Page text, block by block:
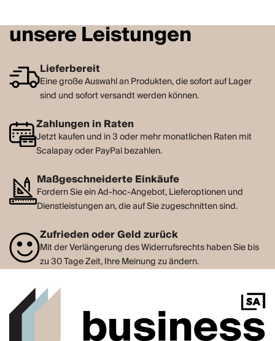
unsere Leistungen
Lieferbereit
Eine große Auswahl an Produkten, die sofort auf Lager
sind und sofort versandt werden können.
Zahlungen in Raten
Jetzt kaufen und in 3 oder mehr monatlichen Raten mit
Scalapay oder PayPal bezahlen.
Maßgeschneiderte Einkäufe
Fordern Sie ein Ad-hoc-Angebot, Lieferoptionen und
Dienstleistungen an, die auf Sie zugeschnitten sind.
Zufrieden oder Geld zurück
Mit der Verlängerung des Widerrufsrechts haben Sie bis
zu 30 Tage Zeit, Ihre Meinung zu ändern.